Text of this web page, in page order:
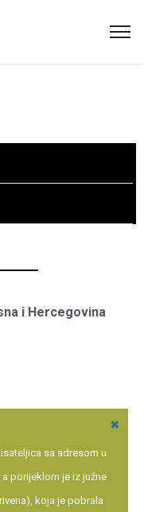
i Hercegovina
sa adresom u
porijeklom je iz južne
koja je pobrala
×